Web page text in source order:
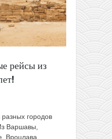
рейсы из
разных городов
Варшавы,
Вроцлава,